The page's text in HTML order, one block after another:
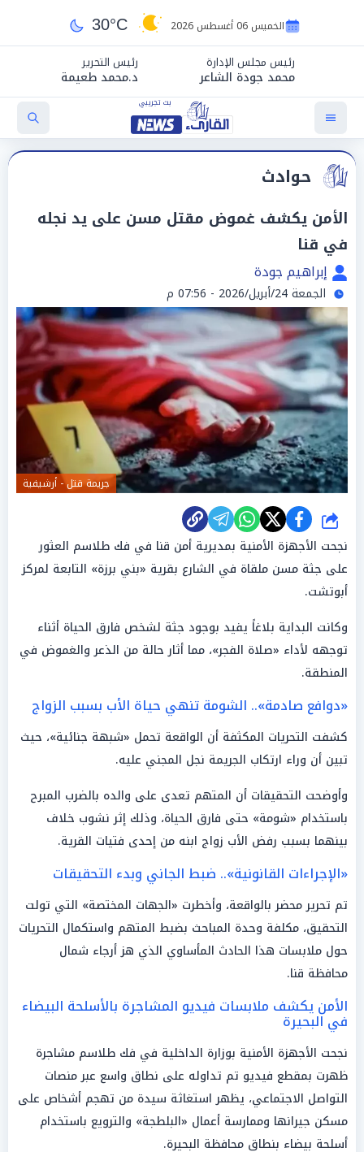
الخميس 06 أغسطس 2026 30°C
رئيس مجلس الإدارة
محمد جودة الشاعر
رئيس التحرير
د.محمد طعيمة
حوادث
الأمن يكشف غموض مقتل مسن على يد نجله
في قنا
إبراهيم جودة
الجمعة 24/أبريل/2026 - 07:56 م
جريمة قتل - أرشيفية
شارك
نجحت الأجهزة الأمنية بمديرية أمن قنا في فك طلاسم العثور
على جثة مسن ملقاة في الشارع بقرية «بني برزة» التابعة لمركز
أبوتشت.
وكانت البداية بلاغاً يفيد بوجود جثة لشخص فارق الحياة أثناء
توجهه لأداء «صلاة الفجر»، مما أثار حالة من الذعر والغموض في
المنطقة.
«دوافع صادمة».. الشومة تنهي حياة الأب بسبب الزواج
كشفت التحريات المكثفة أن الواقعة تحمل «شبهة جنائية»، حيث
تبين أن وراء ارتكاب الجريمة نجل المجني عليه.
وأوضحت التحقيقات أن المتهم تعدى على والده بالضرب المبرح
باستخدام «شومة» حتى فارق الحياة، وذلك إثر نشوب خلاف
بينهما بسبب رفض الأب زواج ابنه من إحدى فتيات القرية.
«الإجراءات القانونية».. ضبط الجاني وبدء التحقيقات
تم تحرير محضر بالواقعة، وأخطرت «الجهات المختصة» التي تولت
التحقيق، مكلفة وحدة المباحث بضبط المتهم واستكمال التحريات
حول ملابسات هذا الحادث المأساوي الذي هز أرجاء شمال
محافظة قنا.
الأمن يكشف ملابسات فيديو المشاجرة بالأسلحة البيضاء
في البحيرة
نجحت الأجهزة الأمنية بوزارة الداخلية في فك طلاسم مشاجرة
ظهرت بمقطع فيديو تم تداوله على نطاق واسع عبر منصات
التواصل الاجتماعي، يظهر استغاثة سيدة من تهجم أشخاص على
مسكن جيرانها وممارسة أعمال «البلطجة» والترويع باستخدام
أسلحة بيضاء بنطاق محافظة البحيرة.